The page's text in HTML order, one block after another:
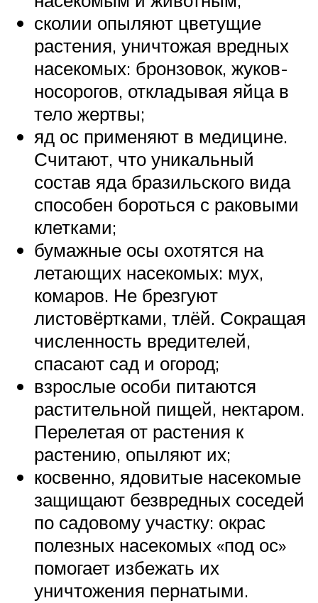
сколии опыляют цветущие
растения, уничтожая вредных
насекомых: бронзовок, жуков-
носорогов, откладывая яйца в
тело жертвы;
яд ос применяют в медицине.
Считают, что уникальный
состав яда бразильского вида
способен бороться с раковыми
клетками;
бумажные осы охотятся на
летающих насекомых: мух,
комаров. Не брезгуют
листовёртками, тлёй. Сокращая
численность вредителей,
спасают сад и огород;
взрослые особи питаются
растительной пищей, нектаром.
Перелетая от растения к
растению, опыляют их;
косвенно, ядовитые насекомые
защищают безвредных соседей
по садовому участку: окрас
полезных насекомых «под ос»
помогает избежать их
уничтожения пернатыми.